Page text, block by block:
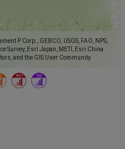
P Corp., GEBCO, USGS, FAO, NPS,
Survey, Esri Japan, METI, Esri China
and the GIS User Community